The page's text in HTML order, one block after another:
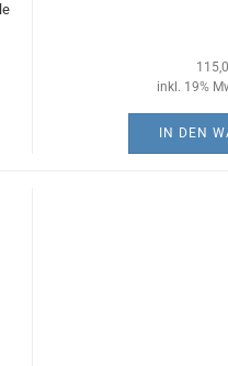
inkl. 19%
IN DEN